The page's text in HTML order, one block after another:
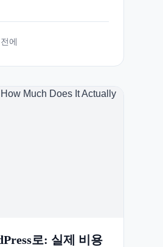
에
로: 실제 비용